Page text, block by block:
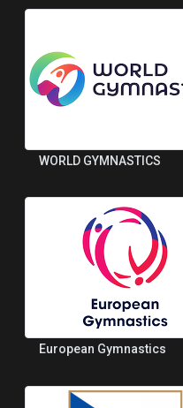
WORLD GYMNASTICS
European Gymnastics